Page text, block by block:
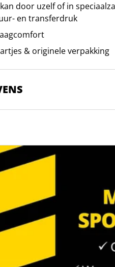
door uzelf of in
en transferdruk
& originele verpakking